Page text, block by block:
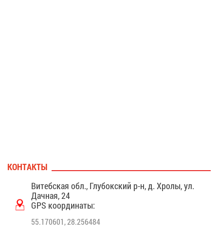
КОН­ТАК­ТЫ
Ви­теб­ская обл., Глу­бок­ский р-н, д. Хро­лы, ул.
Дач­ная, 24
GPS ко­ор­ди­на­ты:
55.170601, 28.256484